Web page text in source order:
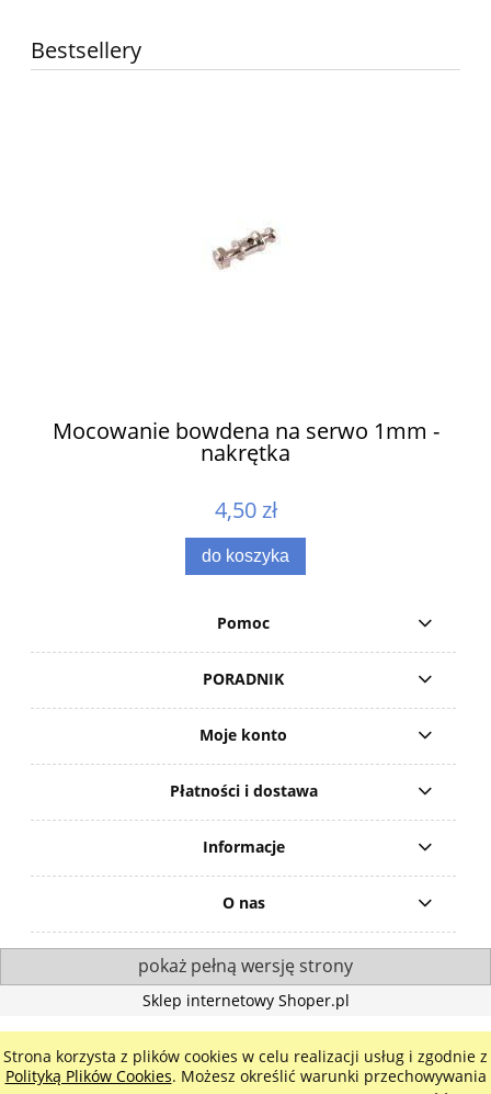
Strona korzysta z plików cookies w celu realizacji usług i zgodnie z
Polityką Plików Cookies. Możesz określić warunki przechowywania
Bestsellery
Mocowanie bowdena na serwo 1mm -
nakrętka
4,50 zł
do koszyka
Pomoc
PORADNIK
Moje konto
Płatności i dostawa
Informacje
O nas
pokaż pełną wersję strony
Sklep internetowy Shoper.pl